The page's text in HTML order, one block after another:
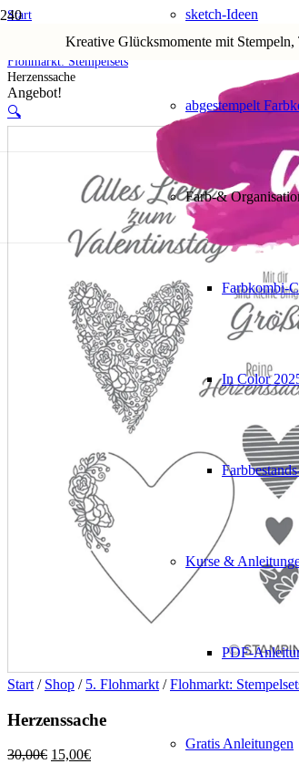
Kreative Glücksmomente mit Stempeln,
sketch-Ideen
abgestempelt
Farb-&
Farbkombi-
In Color
Kurse &
PDF-
Gratis Anleitungen
Start
5. Flohmarkt
Flohmarkt: Stempelsets
Herzenssache
Angebot!
🔍
Start / Shop / 5. Flohmarkt /Flohmarkt:
Herzenssache
30,00€ Ursprünglicher
15,00€Aktueller